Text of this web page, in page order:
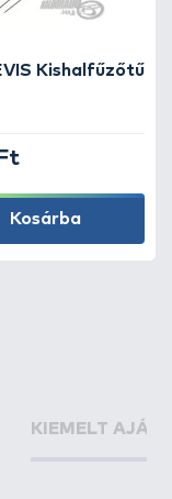
Kishalfűzőtű
Kosárba
KIEMELT